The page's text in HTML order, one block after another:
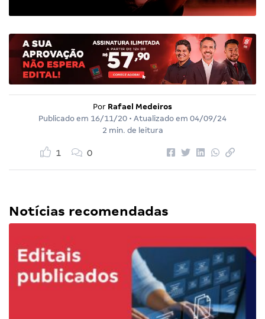
Por Rafael Medeiros
Publicado em 16/11/20 • Atualizado em 04/09/24
2 min. de leitura
1 0
Notícias recomendadas